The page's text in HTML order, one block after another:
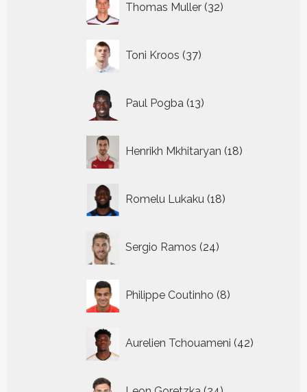
Thomas Muller 32
producten
Toni Kroos 37
producten
Paul Pogba 13
producten
Henrikh Mkhitaryan 18
producten
Romelu Lukaku 18
producten
Sergio Ramos 24
producten
Philippe Coutinho 8
producten
Aurelien Tchouameni 42
producten